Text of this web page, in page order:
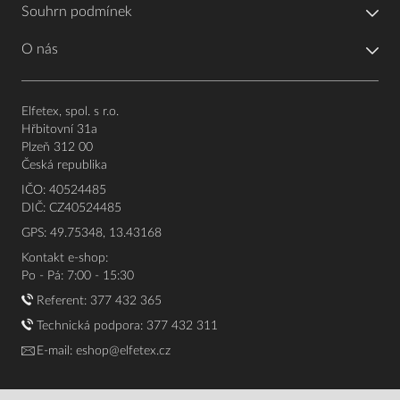
Souhrn podmínek
O nás
Elfetex, spol. s r.o.
Hřbitovní 31a
Plzeň 312 00
Česká republika
IČO: 40524485
DIČ: CZ40524485
GPS: 49.75348, 13.43168
Kontakt e-shop:
Po - Pá: 7:00 - 15:30
Referent: 377 432 365
Technická podpora: 377 432 311
E-mail: eshop@elfetex.cz